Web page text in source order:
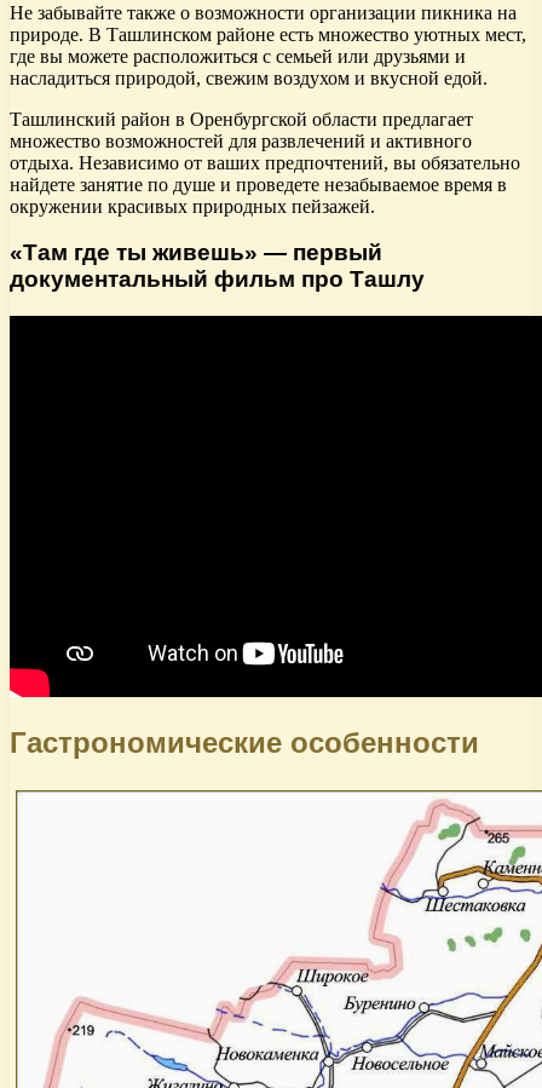
Не забывайте также о возможности организации пикника на
природе. В Ташлинском районе есть множество уютных мест,
где вы можете расположиться с семьей или друзьями и
насладиться природой, свежим воздухом и вкусной едой.
Ташлинский район в Оренбургской области предлагает
множество возможностей для развлечений и активного
отдыха. Независимо от ваших предпочтений, вы обязательно
найдете занятие по душе и проведете незабываемое время в
окружении красивых природных пейзажей.
«Там где ты живешь» — первый
документальный фильм про Ташлу
Гастрономические особенности